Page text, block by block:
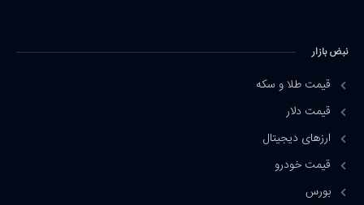
نبض بازار
قیمت طلا و سکه
قیمت دلار
ارزهای دیجیتال
قیمت خودرو
بورس